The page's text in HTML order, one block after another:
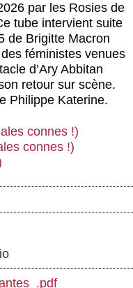
par les Rosies de
tube intervient suite
de Brigitte Macron
féministes venues
d’Ary Abbitan
retour sur scène.
Philippe Katerine.
connes !)
connes !)